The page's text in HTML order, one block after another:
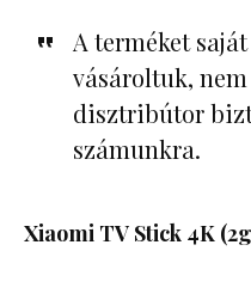
A terméket
vásároltuk,
disztribútor
számunkra.
Xiaomi TV Stick 4K